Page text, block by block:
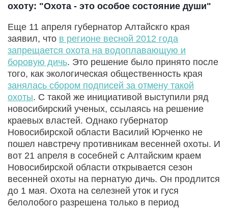
охоту: "Охота - это особое состояние души"
Еще 11 апреля губернатор Алтайскго края
заявил, что в регионе весной 2012 года
запрещается охота на водоплавающую и
боровую дичь. Это решение было принято после
того, как экологическая общественность края
занялась сбором подписей за отмену такой
охоты. С такой же инициативой выступили ряд
новосибирский ученых, ссылаясь на решение
краевых властей. Однако губернатор
Новосибирской области Василий Юрченко не
пошел навстречу противникам весенней охоты. И
вот 21 апреля в сосебней с Алтайским краем
Новосибирской области открывается сезон
весенней охоты на пернатую дичь. Он продлится
до 1 мая. Охота на селезней уток и гуся
белолобого разрешена только в период